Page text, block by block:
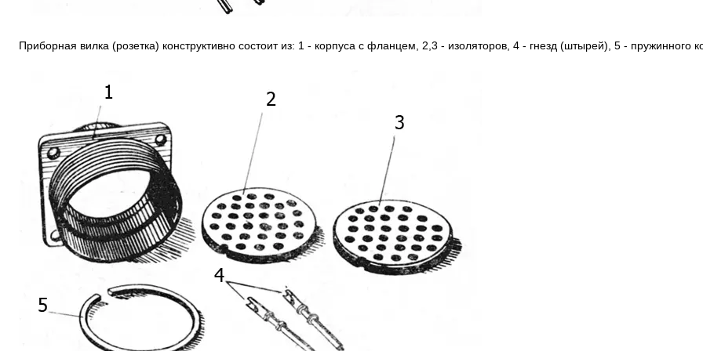
Приборная вилка (розетка) конструктивно состоит из: 1 - корпуса c фланцем, 2,3 - изоляторов, 4 - гнезд (штырей), 5 - пружинного